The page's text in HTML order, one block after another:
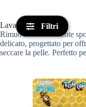
Lavamani
Rimuovi efficacemente
delicato, progettato per
seccare la pelle. Perfetto
Filtri